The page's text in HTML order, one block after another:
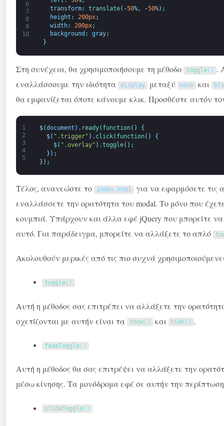
6
7
8
9
10
transform: translate( -50%, -50%) ;
height : 200px;
width: 200px;
background : gray;
}
Στη συνέχεια, θα χρησιμοποιήσουμε τη μέθοδο toggle( ) .
εναλλάσσουμε την ιδιότητα
display μεταξύ none και
θα εμφανίζεται όποτε κάνουμε κλικ. Προσθέστε αυτόν
1
2
3
4
5
$(document ) . ready( function( )
{
$( ".trigger" ) . click( function( )
{
$( ".overlay" ) .toggle( ) ;
} ) ;
} ) ;
Τέλος, ανανεώστε το index. html για να εφαρμόσετε τις
εναλλάσσετε την ορατότητα του modal. Το μόνο που
κουμπιά. Υπάρχουν και άλλα εφέ jQuery που μπορείτε
αυτό. Για παράδειγμα, μπορείτε να αλλάξετε το απλό
Ακολουθούν μερικές από τις πιο συχνά
toggle( )
Αυτή η μέθοδος σας επιτρέπει να αλλάξετε την
σχετίζονται με αυτήν είναι τα
show( ) και hide( ) .
fadeToggle( )
Αυτή η μέθοδος θα σας επιτρέψει να αλλάξετε την
μέσω κίνησης. Τα μονόδρομα εφέ σε αυτήν την
slideToggle( )